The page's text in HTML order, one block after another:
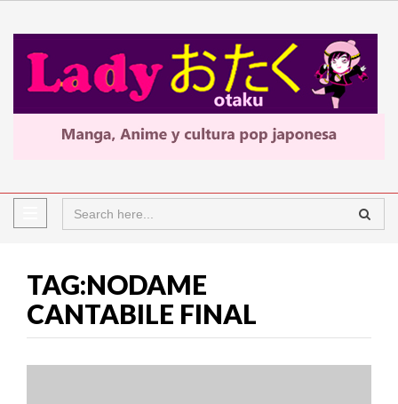
TAG:NODAME
CANTABILE FINAL